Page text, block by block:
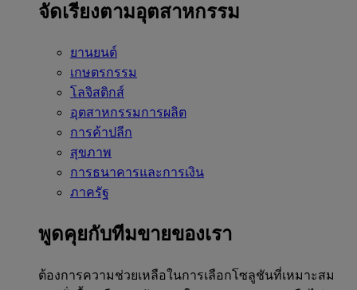
จัดเรียงตามอุตสาหกรรม
ยานยนต์
เกษตรกรรม
โลจิสติกส์
อุตสาหกรรมการผลิต
การค้าปลีก
สุขภาพ
การธนาคารและการเงิน
ภาครัฐ
พูดคุยกับทีมขายของเรา
ต้องการความช่วยเหลือในการเลือกโซลูชันที่เหมาะสม